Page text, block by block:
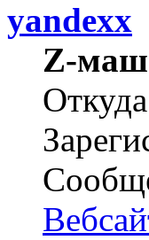
yandexx
Z-